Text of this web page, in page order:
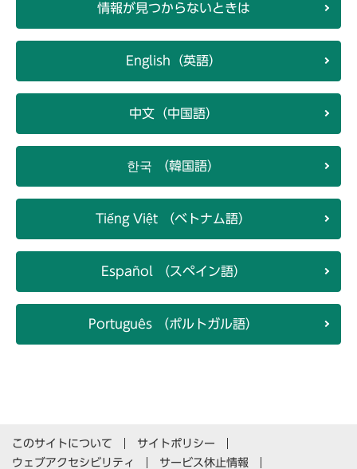
情報が見つからないときは
English（英語）
中文（中国語）
한국 （韓国語）
Tiếng Việt （ベトナム語）
Español （スペイン語）
Português （ポルトガル語）
このサイトについて
サイトポリシー
ウェブアクセシビリティ
サービス休止情報